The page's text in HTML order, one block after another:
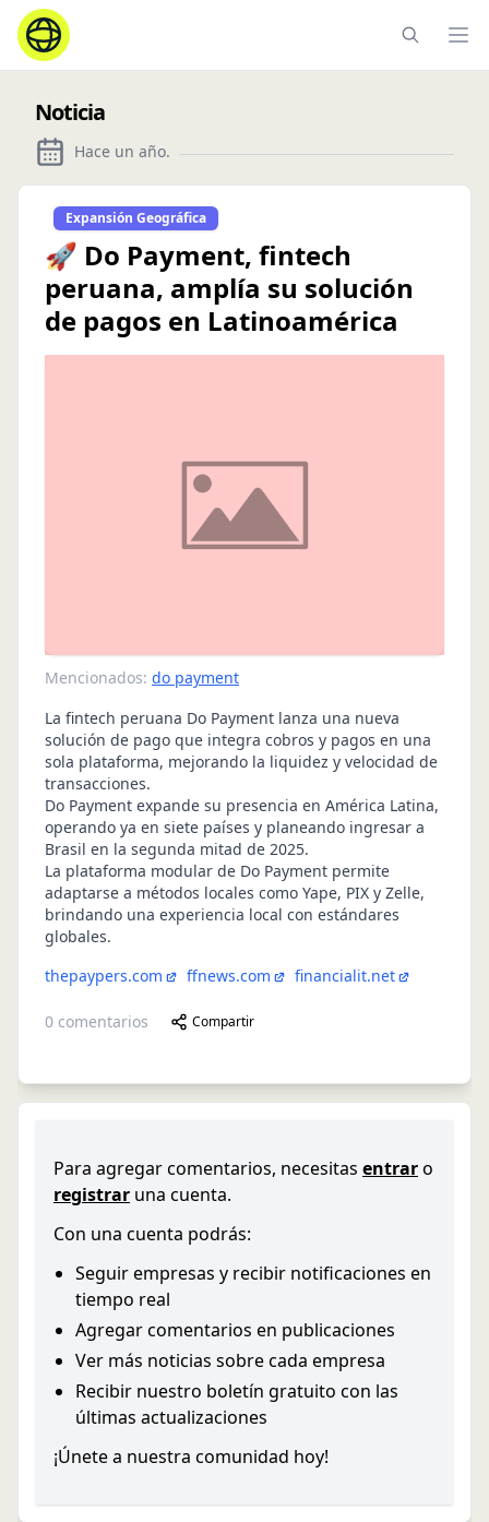
Noticia
Hace un año.
Expansión Geográfica
🚀 Do Payment, fintech
peruana, amplía su solución
de pagos en Latinoamérica
Mencionados: do payment
La fintech peruana Do Payment lanza una nueva
solución de pago que integra cobros y pagos en una
sola plataforma, mejorando la liquidez y velocidad de
transacciones.
Do Payment expande su presencia en América Latina,
operando ya en siete países y planeando ingresar a
Brasil en la segunda mitad de 2025.
La plataforma modular de Do Payment permite
adaptarse a métodos locales como Yape, PIX y Zelle,
brindando una experiencia local con estándares
globales.
thepaypers.com
ffnews.com financialit.net
0 comentarios Compartir
Para agregar comentarios, necesitas entraro
registrar una cuenta.
Con una cuenta podrás:
Seguir empresas y recibir notificaciones en
tiempo real
Agregar comentarios en publicaciones
Ver más noticias sobre cada empresa
Recibir nuestro boletín gratuito con las
últimas actualizaciones
¡Únete a nuestra comunidad hoy!